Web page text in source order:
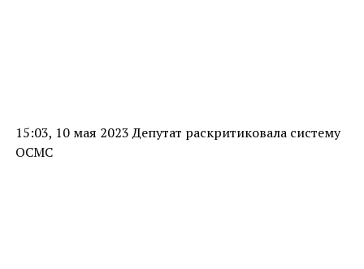
15:03, 10 мая 2023 Депутат раскритиковала систему
ОСМС